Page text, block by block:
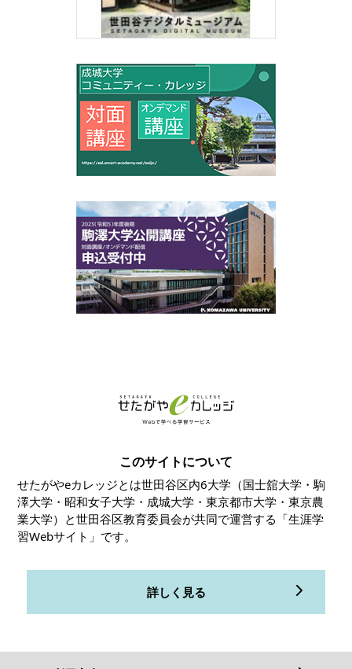
このサイトについて
せたがやeカレッジとは世田谷区内6大学（国士舘大学・駒
澤大学・昭和女子大学・成城大学・東京都市大学・東京農
業大学）と世田谷区教育委員会が共同で運営する「生涯学
習Webサイト」です。
詳しく見る